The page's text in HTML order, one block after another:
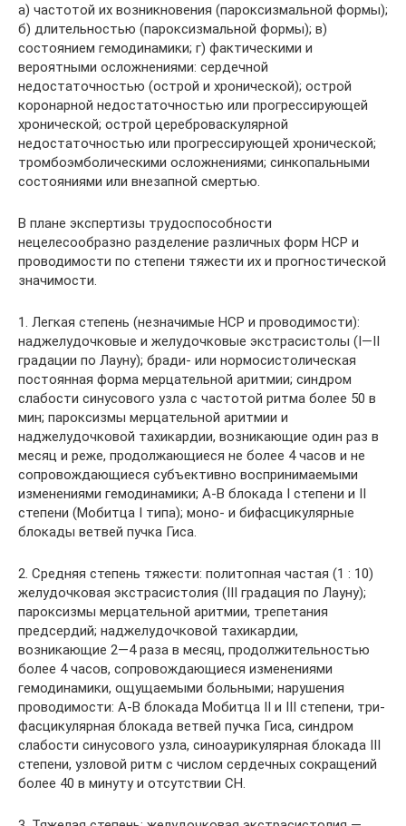
а) частотой их возникновения (пароксизмальной формы);
б) длительностью (пароксизмальной формы); в)
состоянием гемодинамики; г) фактическими и
вероятными осложнениями: сердечной
недостаточностью (острой и хронической); острой
коронарной недостаточностью или прогрессирующей
хронической; острой цереброваскулярной
недостаточностью или прогрессирующей хронической;
тромбоэмболическими осложнениями; синкопальными
состояниями или внезапной смертью.
В плане экспертизы трудоспособности
нецелесообразно разделение различных форм НСР и
проводимости по степени тяжести их и прогностической
значимости.
1. Легкая степень (незначимые НСР и проводимости):
наджелудочковые и желудочковые экстрасистолы (I—II
градации по Лауну); бради- или нормосистолическая
постоянная форма мерцательной аритмии; синдром
слабости синусового узла с частотой ритма более 50 в
мин; пароксизмы мерцательной аритмии и
наджелудочковой тахикардии, возникающие один раз в
месяц и реже, продолжающиеся не более 4 часов и не
сопровождающиеся субъективно воспринимаемыми
изменениями гемодинамики; А-В блокада I степени и II
степени (Мобитца I типа); моно- и бифасцикулярные
блокады ветвей пучка Гиса.
2. Средняя степень тяжести: политопная частая (1 : 10)
желудочковая экстрасистолия (III градация по Лауну);
пароксизмы мерцательной аритмии, трепетания
предсердий; наджелудочковой тахикардии,
возникающие 2—4 раза в месяц, продолжительностью
более 4 часов, сопровождающиеся изменениями
гемодинамики, ощущаемыми больными; нарушения
проводимости: А-В блокада Мобитца II и III степени, три-
фасцикулярная блокада ветвей пучка Гиса, синдром
слабости синусового узла, синоаурикулярная блокада III
степени, узловой ритм с числом сердечных сокращений
более 40 в минуту и отсутствии СН.